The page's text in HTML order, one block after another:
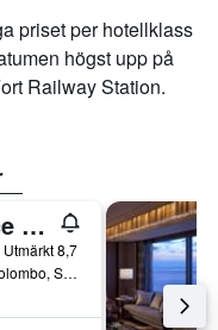
priset per hotellklass
högst upp på
Railway Station.
Galle Face Hotel
Utmärkt 8,7
2 Galle Road, Colombo, Sri Lanka